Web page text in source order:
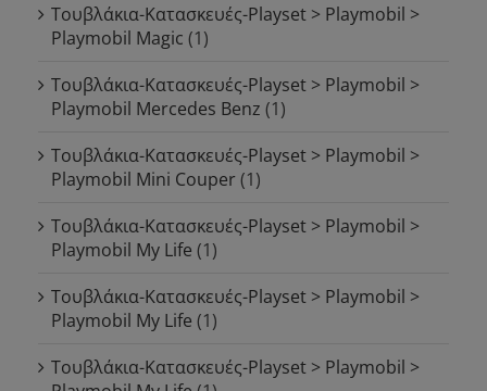
Τουβλάκια-Κατασκευές-Playset > Playmobil >
Playmobil Magic (1)
Τουβλάκια-Κατασκευές-Playset > Playmobil >
Playmobil Mercedes Benz (1)
Τουβλάκια-Κατασκευές-Playset > Playmobil >
Playmobil Mini Couper (1)
Τουβλάκια-Κατασκευές-Playset > Playmobil >
Playmobil My Life (1)
Τουβλάκια-Κατασκευές-Playset > Playmobil >
Playmobil My Life (1)
Τουβλάκια-Κατασκευές-Playset > Playmobil >